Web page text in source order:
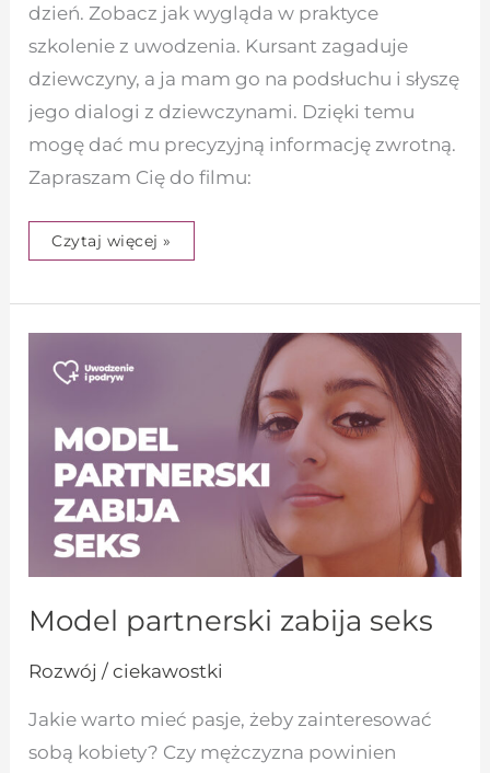
dzień. Zobacz jak wygląda w praktyce
szkolenie z uwodzenia. Kursant zagaduje
dziewczyny, a ja mam go na podsłuchu i słyszę
jego dialogi z dziewczynami. Dzięki temu
mogę dać mu precyzyjną informację zwrotną.
Zapraszam Cię do filmu:
Czytaj więcej »
Model partnerski zabija seks
Rozwój / ciekawostki
Jakie warto mieć pasje, żeby zainteresować
sobą kobiety? Czy mężczyzna powinien
Model
zabija
seks